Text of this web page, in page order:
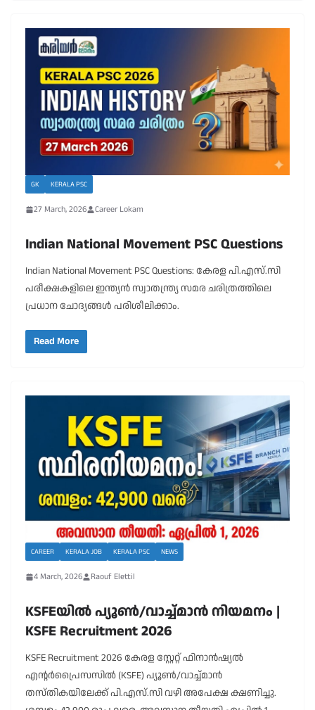
GK KERALA PSC
27 March, 2026 Career Lokam
Indian National Movement PSC Questions
Indian National Movement PSC Questions: കേരള പി.എസ്.സി
പരീക്ഷകളിലെ ഇന്ത്യൻ സ്വാതന്ത്ര്യ സമര ചരിത്രത്തിലെ
പ്രധാന ചോദ്യങ്ങൾ പരിശീലിക്കാം.
Read More
CAREER KERALA JOB KERALA PSC NEWS
4 March, 2026 Raouf Elettil
KSFEയിൽ പ്യൂൺ/വാച്ച്മാൻ നിയമനം |
KSFE Recruitment 2026
KSFE Recruitment 2026 കേരള സ്റ്റേറ്റ് ഫിനാൻഷ്യൽ
എന്റർപ്രൈസസിൽ (KSFE) പ്യൂൺ/വാച്ച്മാൻ
തസ്തികയിലേക്ക് പി.എസ്.സി വഴി അപേക്ഷ ക്ഷണിച്ചു.